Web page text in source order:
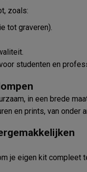
zoals:
tot graveren).
studenten en
in een brede
en prints, van onder
je eigen kit compleet